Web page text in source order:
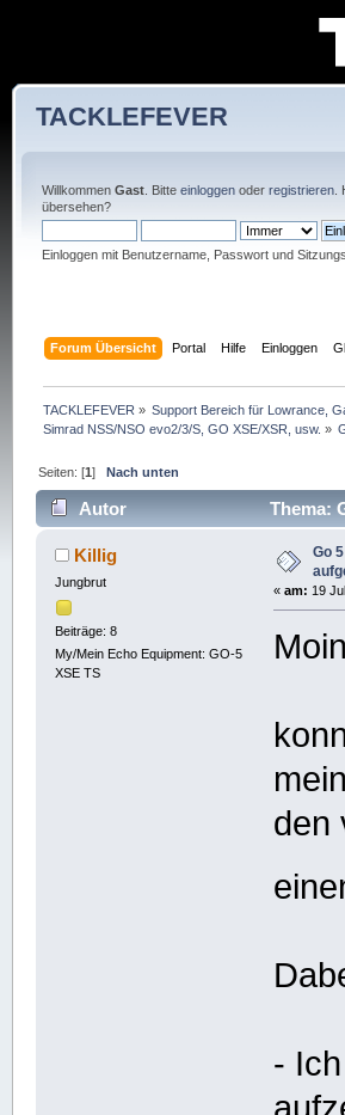
TACKLEFEVER
Willkommen Gast. Bitte einloggenoder registrieren.
übersehen?
Einloggen mit Benutzername, Passwort und
Forum Übersicht Portal Hilfe Einloggen
TACKLEFEVER » Support Bereich für Lowrance,
Simrad NSS/NSO evo2/3/S, GO XSE/XSR, usw. »
Seiten: [1]Nach unten
Autor
Thema:
mal)Killig
Jungbrut
Beiträge: 8
My/Mein Echo Equipment: GO-5
XSE TS
Go
«am: 19
den
-